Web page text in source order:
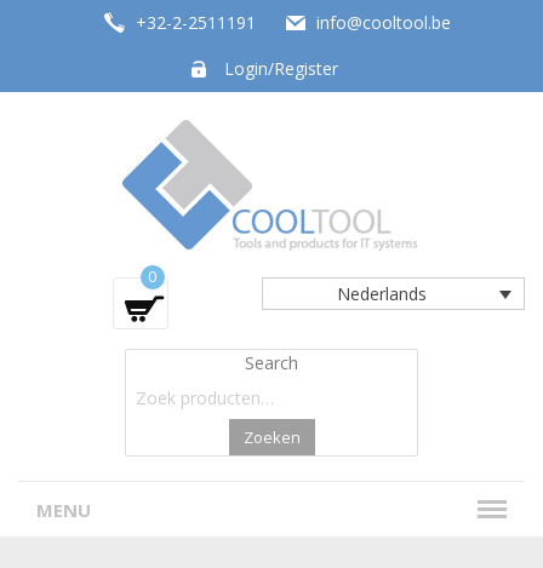
+32-2-2511191
info@cooltool.be
Login/Register
Tools and products for office systems
Nederlands
0
Search
Zoeken
MENU